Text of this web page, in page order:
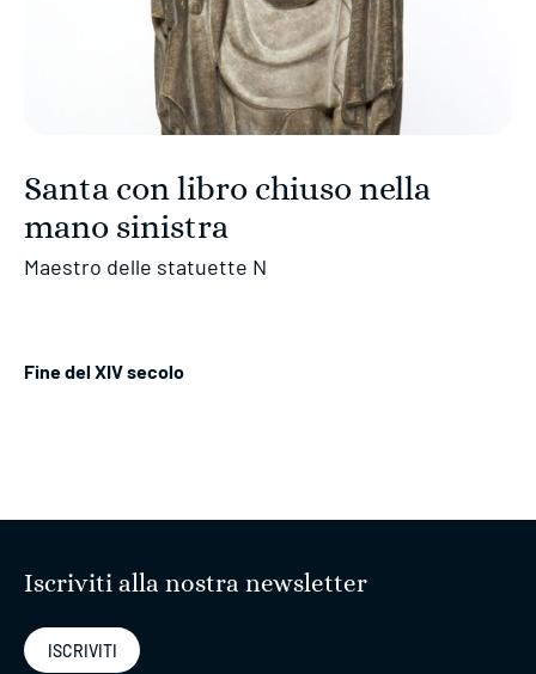
Santa con libro chiuso nella
mano sinistra
Maestro delle statuette N
Fine del XIV secolo
Iscriviti alla nostra newsletter
ISCRIVITI